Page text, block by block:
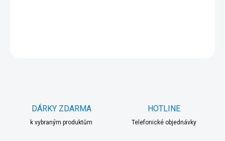
DÁRKY ZDARMA
k vybraným produktům
HOTLINE
Telefonické objednávky